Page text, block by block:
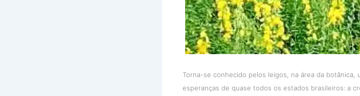
Torna-se conhecido pelos leigos, na área da botânica,
esperanças de quase todos os estados brasileiros: a